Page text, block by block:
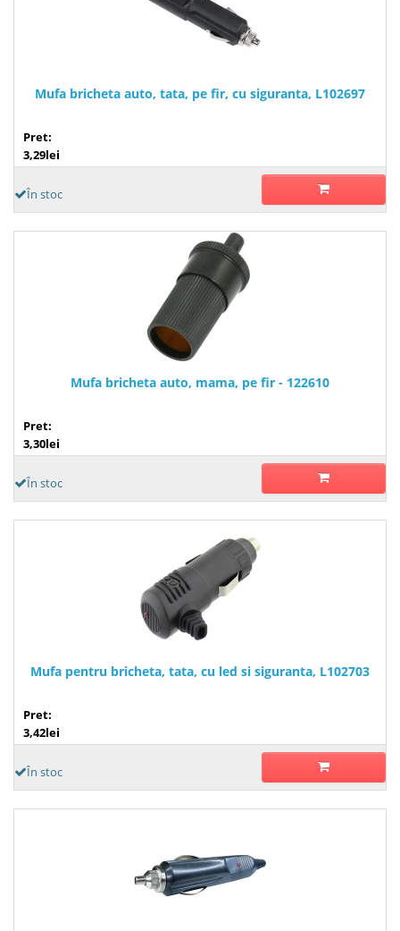
Mufa bricheta auto, tata, pe fir, cu siguranta, L102697
Pret:
3,29lei
În stoc
Mufa bricheta auto, mama, pe fir - 122610
Pret:
3,30lei
În stoc
Mufa pentru bricheta, tata, cu led si siguranta, L102703
Pret:
3,42lei
În stoc